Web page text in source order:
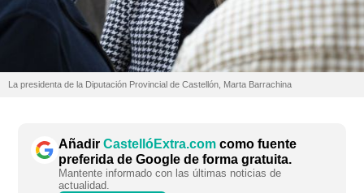
La presidenta de la Diputación Provincial de Castellón, Marta Barrachina
Añadir CastellóExtra.com como fuente
preferida de Google de forma gratuita.
Mantente informado con las últimas noticias de
actualidad.